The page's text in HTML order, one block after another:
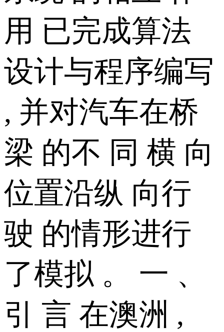
用 已完成算法
设计与程序编写
, 并对汽车在桥
梁 的不 同 横 向
位置沿纵 向行
驶 的情形进行
了模拟 。 一 、
引 言 在澳洲 ,